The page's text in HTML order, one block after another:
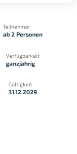
Teilnehmer
ab 2 Personen
Verfügbarkeit
ganzjährig
Gültigkeit
31.12.2029